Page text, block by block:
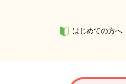
はじめての方へ